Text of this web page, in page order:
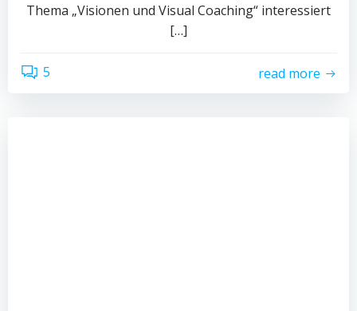
Thema „Visionen und Visual Coaching“ interessiert
[…]
5 read more